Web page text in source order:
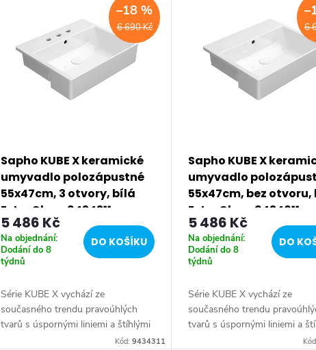
6 690 Kč
–18 %
Sapho KUBE X keramické
umyvadlo polozápustné
55x47cm, 3 otvory, bílá
ExtraGlaze 9434311
5 486 Kč
Na objednání:
Dodání do 8
týdnů
DO KOŠÍKU
Série KUBE X vychází ze
současného trendu pravoúhlých
tvarů s úspornými liniemi a štíhlými
hranami. Kolekce nabízí čtvercová
Kód:9434311
6
Sapho KUBE X
umyvadlo
55x47cm, bez otvoru,
ExtraGlaze 9434011
5 486 Kč
Na objednání:
Dodání do 8
týdnů
DO
Série KUBE X vychází ze
současného trendu
tvarů s úspornými liniemi a
hranami. Kolekce nabízí